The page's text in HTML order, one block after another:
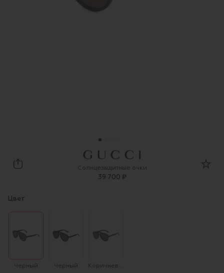
Gucci
Солнцезащитные очки
39 700 ₽
Цвет
Черный Черный